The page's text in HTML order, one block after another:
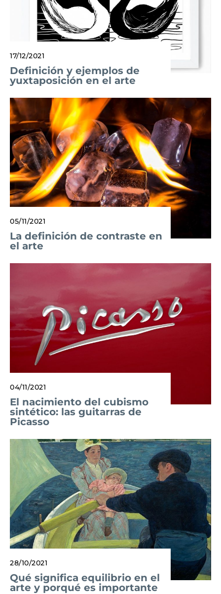
17/12/2021
Definición y ejemplos de
yuxtaposición en el arte
05/11/2021
La definición de contraste en
el arte
04/11/2021
El nacimiento del cubismo
sintético: las guitarras de
Picasso
28/10/2021
Qué significa equilibrio en el
arte y porqué es importante